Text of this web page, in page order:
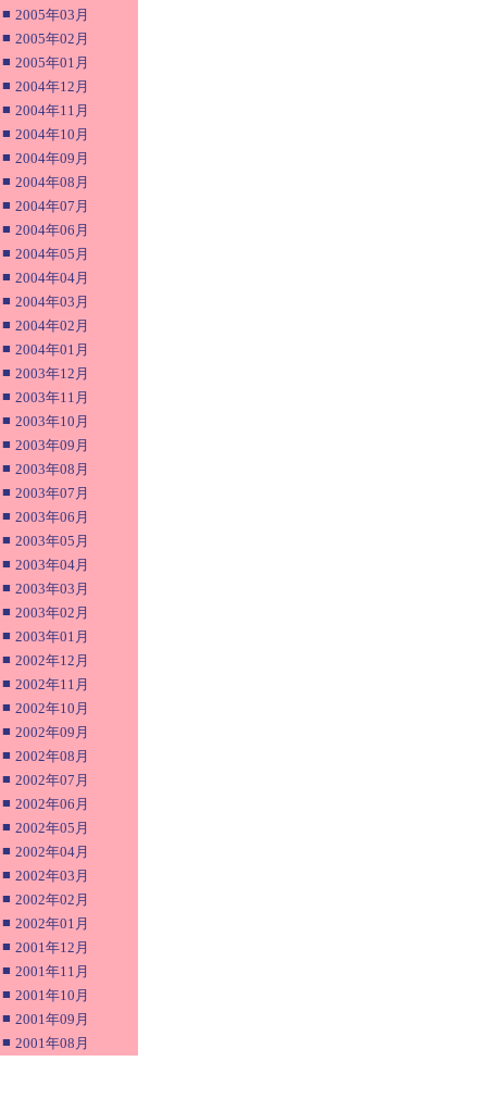
■ 2005年03月
■ 2005年02月
■ 2005年01月
■ 2004年12月
■ 2004年11月
■ 2004年10月
■ 2004年09月
■ 2004年08月
■ 2004年07月
■ 2004年06月
■ 2004年05月
■ 2004年04月
■ 2004年03月
■ 2004年02月
■ 2004年01月
■ 2003年12月
■ 2003年11月
■ 2003年10月
■ 2003年09月
■ 2003年08月
■ 2003年07月
■ 2003年06月
■ 2003年05月
■ 2003年04月
■ 2003年03月
■ 2003年02月
■ 2003年01月
■ 2002年12月
■ 2002年11月
■ 2002年10月
■ 2002年09月
■ 2002年08月
■ 2002年07月
■ 2002年06月
■ 2002年05月
■ 2002年04月
■ 2002年03月
■ 2002年02月
■ 2002年01月
■ 2001年12月
■ 2001年11月
■ 2001年10月
■ 2001年09月
■ 2001年08月